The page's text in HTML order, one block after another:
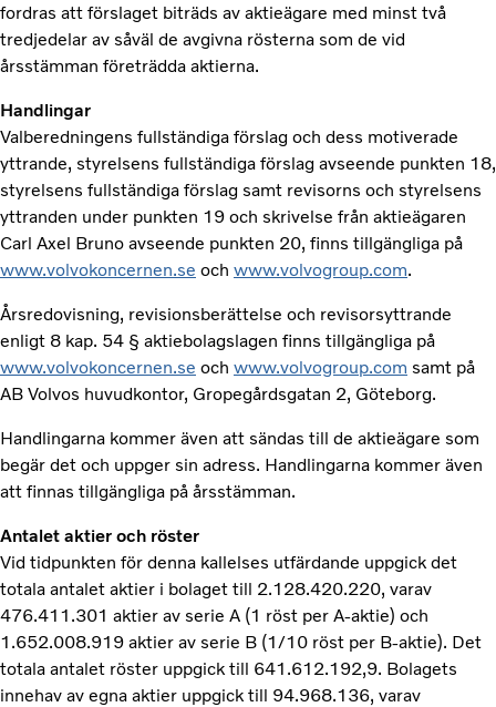
fordras att förslaget biträds av aktieägare med minst två
tredjedelar av såväl de avgivna rösterna som de vid
årsstämman företrädda aktierna.
Handlingar
Valberedningens fullständiga förslag och dess motiverade
yttrande, styrelsens fullständiga förslag avseende punkten 18,
styrelsens fullständiga förslag samt revisorns och styrelsens
yttranden under punkten 19 och skrivelse från aktieägaren
Carl Axel Bruno avseende punkten 20, finns tillgängliga på
www.volvokoncernen.se och www.volvogroup.com.
Årsredovisning, revisionsberättelse och revisorsyttrande
enligt 8 kap. 54 § aktiebolagslagen finns tillgängliga på
www.volvokoncernen.se och www.volvogroup.com samt på
AB Volvos huvudkontor, Gropegårdsgatan 2, Göteborg.
Handlingarna kommer även att sändas till de aktieägare som
begär det och uppger sin adress. Handlingarna kommer även
att finnas tillgängliga på årsstämman.
Antalet aktier och röster
Vid tidpunkten för denna kallelses utfärdande uppgick det
totala antalet aktier i bolaget till 2.128.420.220, varav
476.411.301 aktier av serie A (1 röst per A-aktie) och
1.652.008.919 aktier av serie B (1/10 röst per B-aktie). Det
totala antalet röster uppgick till 641.612.192,9. Bolagets
innehav av egna aktier uppgick till 94.968.136, varav